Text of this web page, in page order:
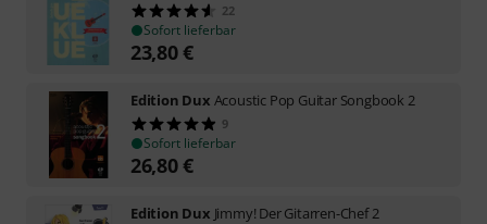
22
Sofort lieferbar
23,80€
Edition Dux Acoustic Pop Guitar Songbook 2
9
Sofort lieferbar
26,80€
Edition Dux Jimmy! Der Gitarren-Chef 2